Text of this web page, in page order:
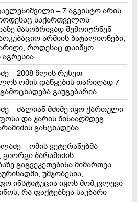
– 7 აგვისტო არის
საქართველოს
მასობრივად შემოიჭრნენ
არმიის ბატალიონები,
როდესაც დაიწყო
– 2008 წლის რუსეთ-
ომის დაწყების თარიღად 7
გაუგებარია
– ძალიან მძიმე იყო ქართული
და ჯარის წინააღმდეგ
განცხადება
– ომის ვეტერანებმა
გიორგი ბარამიძის
გაგვეკეთებინა მიმართვა
უმჯობესია,
ინსტიტუცია იყოს მომკვლევი
რა ფაქტებზეა საუბარი